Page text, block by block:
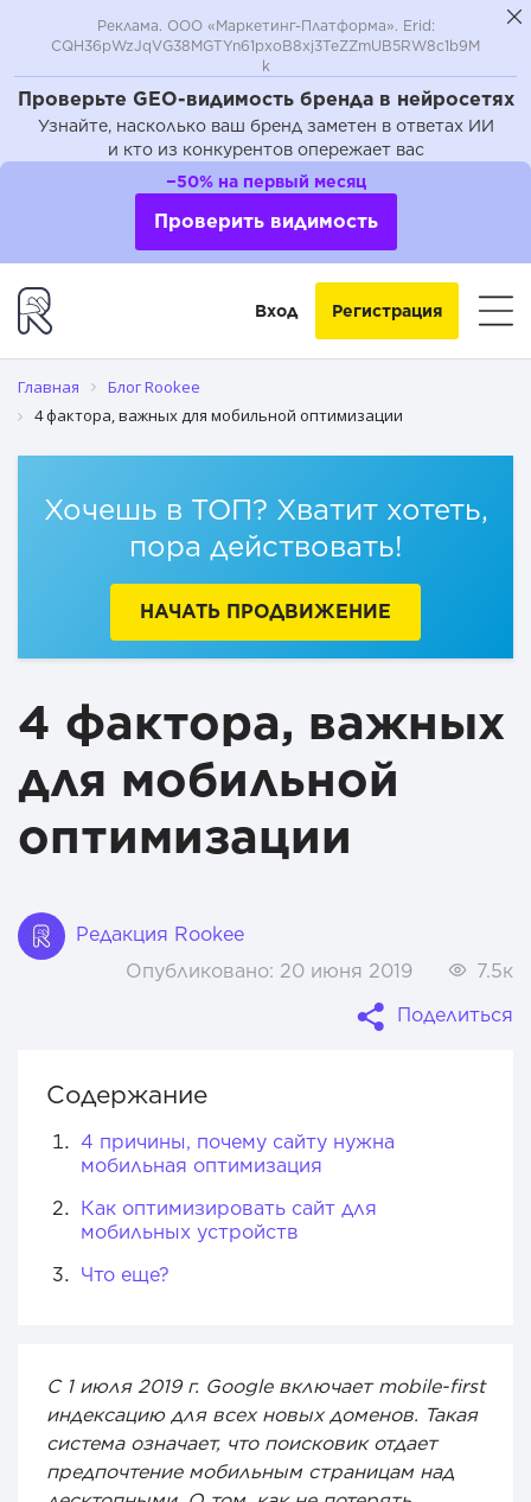
Проверьте GEO-видимость бренда в нейросетях
Узнайте, насколько ваш бренд заметен в ответах ИИ
и кто из конкурентов опережает вас
Реклама. ООО «Маркетинг-Платформа». Erid:
CQH36pWzJqVG38MGTYn61pxoB8xj3TeZZmUB5RW8c1b9M
k
−50% на первый месяц
Проверить видимость
Вход Регистрация
Главная
Блог Rookee
4 фактора, важных для мобильной оптимизации
Хочешь в ТОП? Хватит хотеть,
пора действовать!
НАЧАТЬ ПРОДВИЖЕНИЕ
4 фактора, важных
для мобильной
оптимизации
Редакция Rookee
Опубликовано: 20 июня 2019
7.5к
Поделиться
Содержание
4 причины, почему сайту нужна
мобильная оптимизация
Как оптимизировать сайт для
мобильных устройств
Что еще?
4 причины, почему сайту нужна мобильная оптимизация
Как оптимизировать сайт для мобильных устройств
С 1 июля 2019 г. Google включает mobile-first
индексацию для всех новых доменов. Такая
система означает, что поисковик отдает
предпочтение мобильным страницам над